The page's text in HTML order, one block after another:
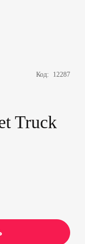
Код: 12287
Truck